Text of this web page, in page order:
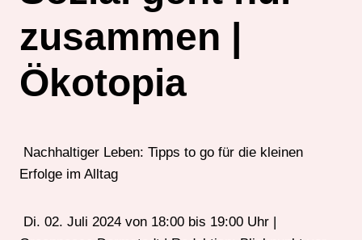
zusammen |
Ökotopia
Nachhaltiger Leben: Tipps to go für die kleinen
Erfolge im Alltag
Di. 02. Juli 2024 von 18:00 bis 19:00 Uhr |